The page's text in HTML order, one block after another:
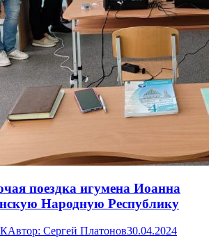
поездка игумена Иоанна
Народную Республику
Автор: Сергей Платонов30.04.2024